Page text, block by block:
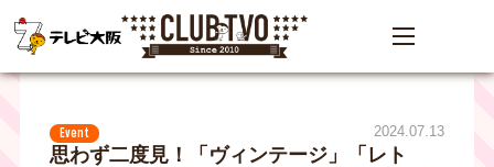
Event 2024.07.13
思わず二度見！「ヴィンテージ」「レト